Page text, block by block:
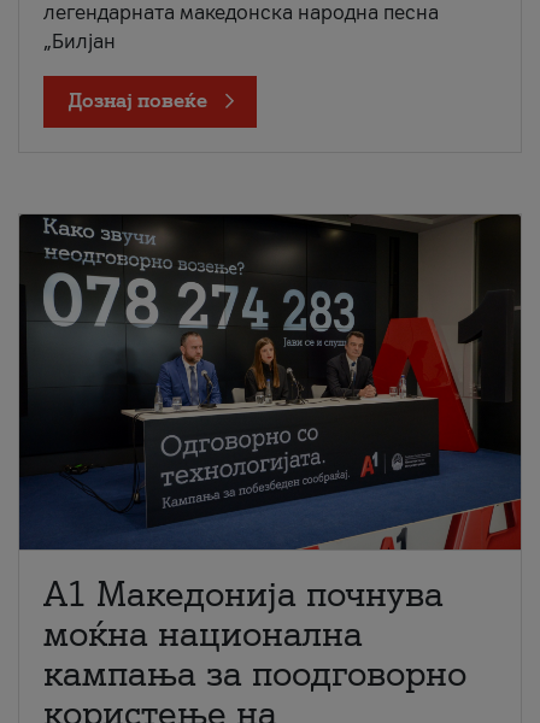
легендарната македонска народна песна
„Билјан
Дознај повеќе
A1 Македонија почнува
моќна национална
кампања за поодговорно
користење на